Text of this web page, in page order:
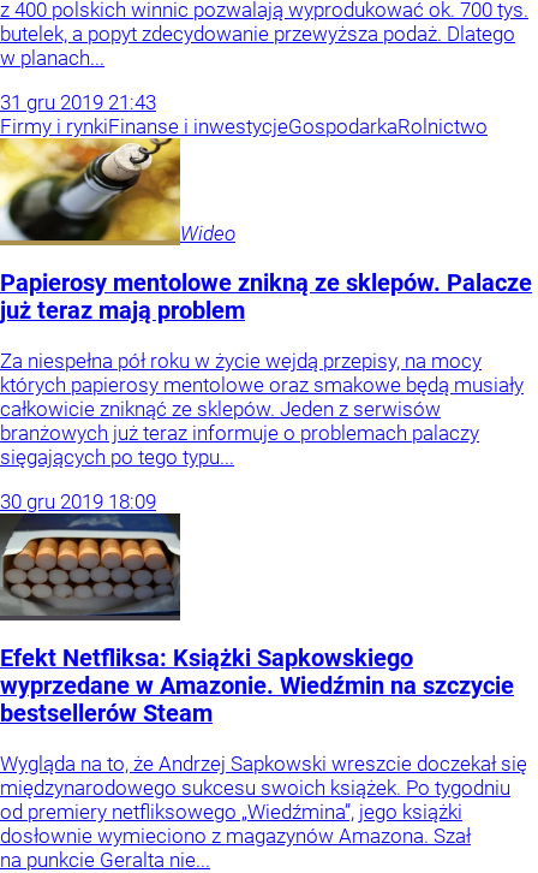
z 400 polskich winnic pozwalają wyprodukować ok. 700 tys.
butelek, a popyt zdecydowanie przewyższa podaż. Dlatego
w planach...
31 gru 2019 21:43
Firmy i rynkiFinanse i inwestycjeGospodarkaRolnictwo
Wideo
Papierosy mentolowe znikną ze sklepów. Palacze
już teraz mają problem
Za niespełna pół roku w życie wejdą przepisy, na mocy
których papierosy mentolowe oraz smakowe będą musiały
całkowicie zniknąć ze sklepów. Jeden z serwisów
branżowych już teraz informuje o problemach palaczy
sięgających po tego typu...
30 gru 2019 18:09
Efekt Netfliksa: Książki Sapkowskiego
wyprzedane w Amazonie. Wiedźmin na szczycie
bestsellerów Steam
Wygląda na to, że Andrzej Sapkowski wreszcie doczekał się
międzynarodowego sukcesu swoich książek. Po tygodniu
od premiery netfliksowego „Wiedźmina”, jego książki
dosłownie wymieciono z magazynów Amazona. Szał
na punkcie Geralta nie...